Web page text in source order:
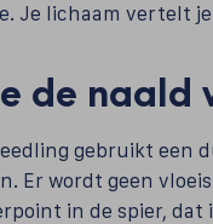
Je lichaam vertelt
de
gebruikt een
Er wordt geen
in de spier, dat